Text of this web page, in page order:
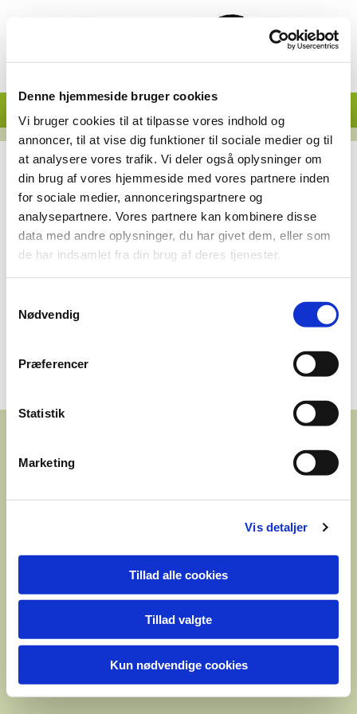
Denne hjemmeside bruger cookies
Vi bruger cookies til at tilpasse vores indhold og
annoncer, til at vise dig funktioner til sociale medier og til
at analysere vores trafik. Vi deler også oplysninger om
din brug af vores hjemmeside med vores partnere inden
for sociale medier, annonceringspartnere og
analysepartnere. Vores partnere kan kombinere disse
data med andre oplysninger, du har givet dem, eller som
de har indsamlet fra din brug af deres tjenester.
Nødvendig
Præferencer
Statistik
Marketing
Vis detaljer
Tillad alle cookies
Tillad valgte
Kun nødvendige cookies
Vedtægter 2014
Vedtægter
Generalforsamling 2022
Generalforsamling 2024